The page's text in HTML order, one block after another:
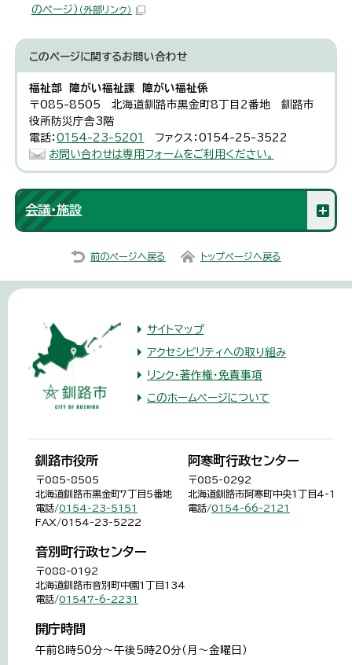
のページ） （外部リンク）
このページに関するお問い合わせ
福祉部 障がい福祉課 障がい福祉係
〒085-8505 北海道釧路市黒金町8丁目2番地 釧路市
役所防災庁舎3階
電話：0154-23-5201
ファクス：0154-25-3522
お問い合わせは専用フォームをご利用ください。
会議・施設
前のページへ戻る トップページへ戻る
サイトマップ
アクセシビリティへの取り組み
リンク・著作権・免責事項
このホームページについて
釧路市役所
〒085-8505
北海道釧路市黒金町7丁目5番地
電話/0154-23-5151
FAX/0154-23-5222
阿寒町行政センター
〒085-0292
北海道釧路市阿寒町中央1丁目4-1
電話/0154-66-2121
音別町行政センター
〒088-0192
北海道釧路市音別町中園1丁目134
電話/01547-6-2231
開庁時間
午前8時50分～午後5時20分（月～金曜日）